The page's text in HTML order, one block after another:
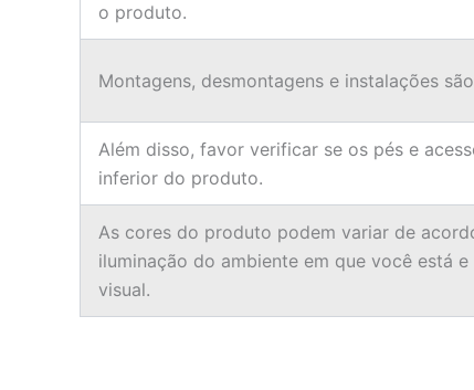
o produto.
Montagens, desmontagens e instalações
Além disso, favor verificar se os pés e
inferior do produto.
As cores do produto podem variar de
iluminação do ambiente em que você está
visual.